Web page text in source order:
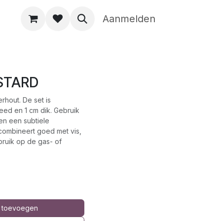
Aanmelden
De set is
en 1 cm dik. Gebruik
een subtiele
goed met vis,
op de gas- of
toevoegen